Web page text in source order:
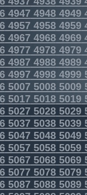
4947 49484949
4957 49584959
4967 49684969
4977 49784979
4987 49884989
4997 49984999
5007 50085009
5017 50185019
502750285029
503750385039
504750485049
505750585059
506750685069
507750785079
508750885089